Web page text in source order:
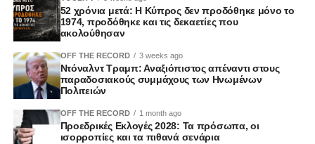
της συνοχής εκφράζουν την άποψη ότι οι
χρηματοδοτήσεις για τη γεωργία και τις περιφέρειες έχουν
ήδη περιοριστεί σημαντικά και προειδοποιούν πως οι
παραδοσιακές πολιτικές της Ευρωπαϊκής Ένωσης δεν
διασφαλίζονται επαρκώς.
συνεχιστούν και τους επόμενους μήνες, ενώ ολοένα και
περισσότεροι Ευρωπαίοι ηγέτες εκτιμούν ότι δύσκολα θα
52 χρόνια μετά: Η Κύπρος δεν προδόθηκε μόνο το
1974, προδόθηκε και τις δεκαετίες που
ακολούθησαν
OFF THE RECORD 3 weeks ago
Ντόναλντ Τραμπ: Αναξιόπιστος απέναντι στους
παραδοσιακούς συμμάχους των Ηνωμένων
Πολιτειών
OFF THE RECORD 1 month ago
Προεδρικές Εκλογές 2028: Τα πρόσωπα, οι
ισορροπίες και τα πιθανά σενάρια